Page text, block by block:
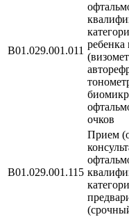
В01.029.001.011
очков
В01.029.001.115
Прием